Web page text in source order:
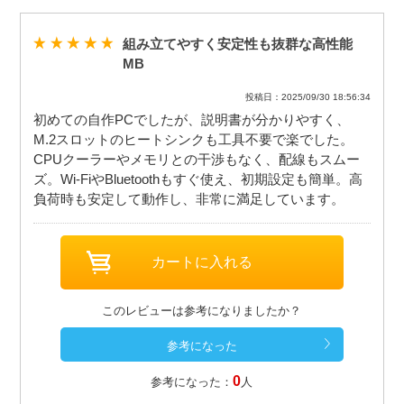
組み立てやすく安定性も抜群な高性能
MB
投稿日：2025/09/30 18:56:34
初めての自作PCでしたが、説明書が分かりやすく、
M.2スロットのヒートシンクも工具不要で楽でした。
CPUクーラーやメモリとの干渉もなく、配線もスムー
ズ。Wi-FiやBluetoothもすぐ使え、初期設定も簡単。高
負荷時も安定して動作し、非常に満足しています。
このレビューは参考になりましたか？
参考になった：0人